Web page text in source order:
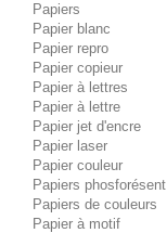
Papiers
Papier blanc
Papier repro
Papier copieur
Papier à lettres
Papier à lettre
Papier jet d'encre
Papier laser
Papier couleur
Papiers phosforésent
Papiers de couleurs
Papier à motif